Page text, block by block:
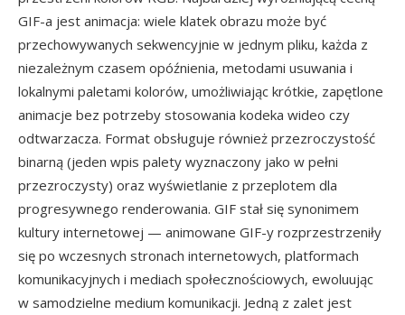
GIF-a jest animacja: wiele klatek obrazu może być
przechowywanych sekwencyjnie w jednym pliku, każda z
niezależnym czasem opóźnienia, metodami usuwania i
lokalnymi paletami kolorów, umożliwiając krótkie, zapętlone
animacje bez potrzeby stosowania kodeka wideo czy
odtwarzacza. Format obsługuje również przezroczystość
binarną (jeden wpis palety wyznaczony jako w pełni
przezroczysty) oraz wyświetlanie z przeplotem dla
progresywnego renderowania. GIF stał się synonimem
kultury internetowej — animowane GIF-y rozprzestrzeniły
się po wczesnych stronach internetowych, platformach
komunikacyjnych i mediach społecznościowych, ewoluując
w samodzielne medium komunikacji. Jedną z zalet jest